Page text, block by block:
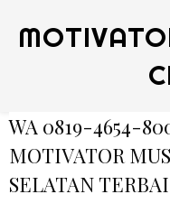
WA 0819-4654-
MOTIVATOR
SELATAN